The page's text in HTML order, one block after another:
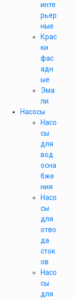
инте
рьер
ные
Крас
ки
фас
адн
ые
Эма
ли
Насосы
Насо
сы
для
вод
осна
бже
ния
Насо
сы
для
отво
да
сток
ов
Насо
сы
для